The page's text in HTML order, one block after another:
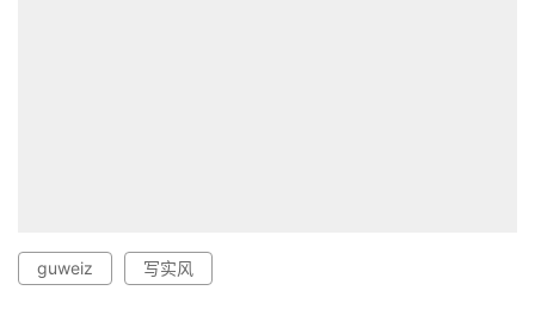
guweiz 写实风